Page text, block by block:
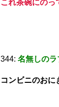
これ茶碗にのっ
344: 名無しの
コンビニのおに